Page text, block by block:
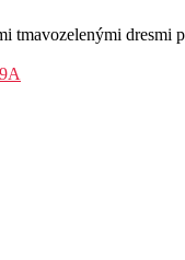
tmavozelenými